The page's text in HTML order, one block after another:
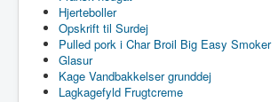
Hjerteboller
Opskrift til Surdej
Pulled pork i Char Broil Big Easy Smoker
Glasur
Kage Vandbakkelser grunddej
Lagkagefyld Frugtcreme